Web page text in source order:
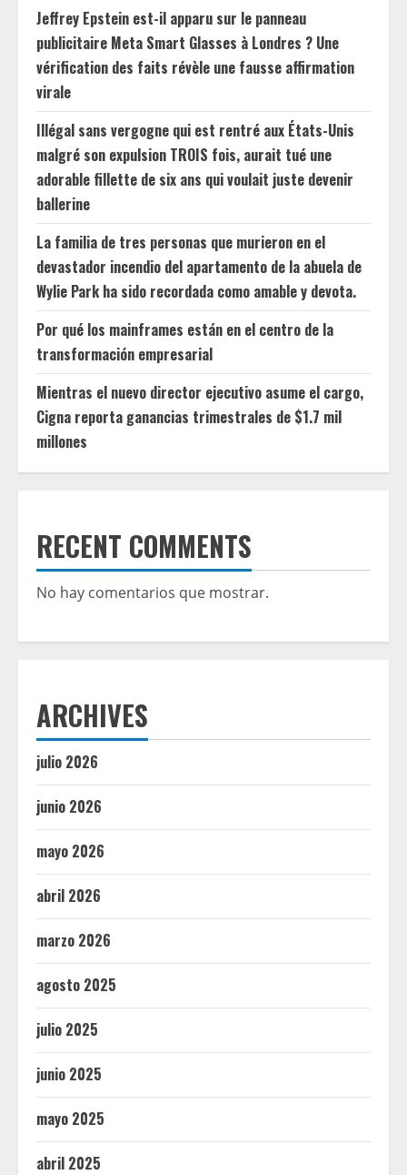
Jeffrey Epstein est-il apparu sur le panneau
publicitaire Meta Smart Glasses à Londres ? Une
vérification des faits révèle une fausse affirmation
virale
Illégal sans vergogne qui est rentré aux États-Unis
malgré son expulsion TROIS fois, aurait tué une
adorable fillette de six ans qui voulait juste devenir
ballerine
La familia de tres personas que murieron en el
devastador incendio del apartamento de la abuela de
Wylie Park ha sido recordada como amable y devota.
Por qué los mainframes están en el centro de la
transformación empresarial
Mientras el nuevo director ejecutivo asume el cargo,
Cigna reporta ganancias trimestrales de $1.7 mil
millones
RECENT COMMENTS
No hay comentarios que mostrar.
ARCHIVES
julio 2026
junio 2026
mayo 2026
abril 2026
marzo 2026
agosto 2025
julio 2025
junio 2025
mayo 2025
abril 2025